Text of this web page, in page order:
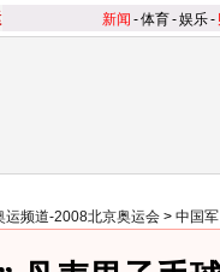
新闻 -体育-娱乐-
运频道-2008北京奥运会 > 中国